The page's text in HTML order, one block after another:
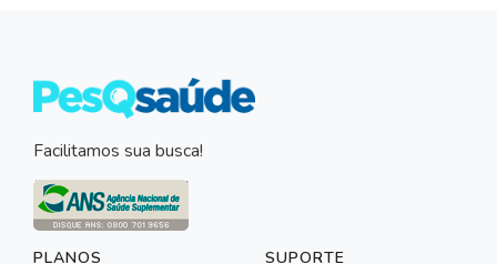
Facilitamos sua busca!
PLANOS SUPORTE